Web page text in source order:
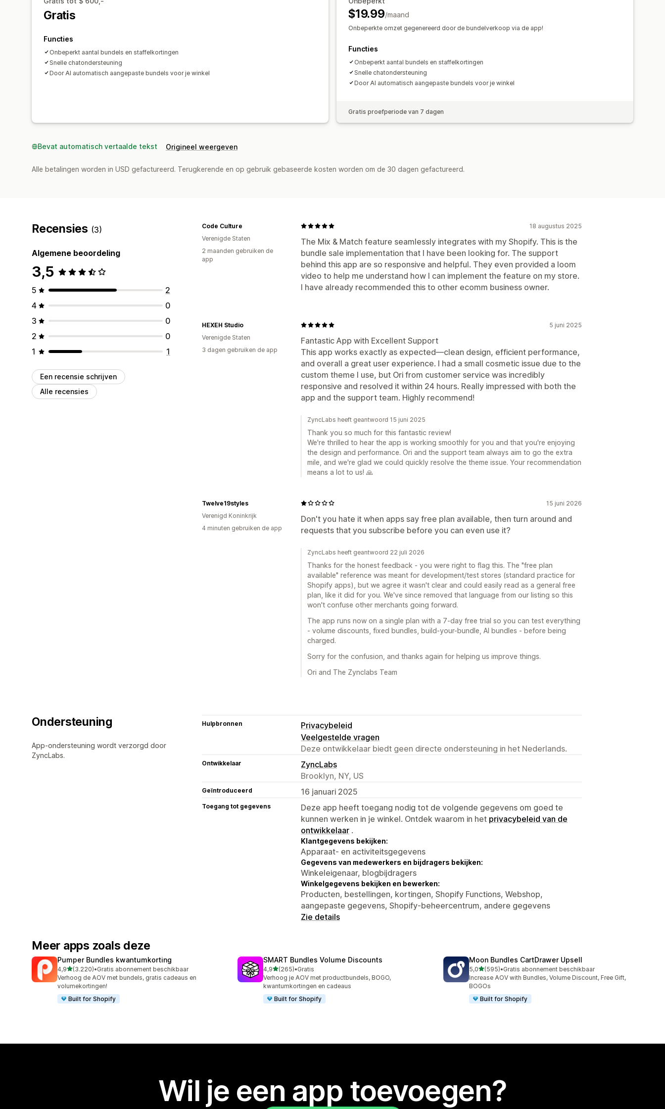
Gratis
Functies
Onbeperkt aantal bundels en staffelkortingen
Snelle chatondersteuning
Door AI automatisch aangepaste bundels voor je winkel
$19.99/maand
Onbeperkte omzet gegenereerd door de bundelverkoop via de app!
Functies
Onbeperkt aantal bundels en staffelkortingen
Snelle chatondersteuning
Door AI automatisch aangepaste bundels voor je winkel
Gratis proefperiode van 7 dagen
Bevat automatisch vertaalde tekst Origineel weergeven
Alle betalingen worden in USD gefactureerd. Terugkerende en op gebruik gebaseerde kosten worden om de 30 dagen gefactureerd.
Recensies (3)
Algemene beoordeling
3,5
5
2
4
0
3
0
2
0
1
1
Een recensie schrijven
Alle recensies
18 augustus 2025
The Mix & Match feature seamlessly integrates with my Shopify. This is the
bundle sale implementation that I have been looking for. The support
behind this app are so responsive and helpful. They even provided a loom
video to help me understand how I can implement the feature on my store.
I have already recommended this to other ecomm business owner.
Code Culture
Verenigde Staten
2 maanden gebruiken de
app
5 juni 2025
Fantastic App with Excellent Support
This app works exactly as expected—clean design, efficient performance,
and overall a great user experience. I had a small cosmetic issue due to the
custom theme I use, but Ori from customer service was incredibly
responsive and resolved it within 24 hours. Really impressed with both the
app and the support team. Highly recommend!
HEXEH Studio
Verenigde Staten
3 dagen gebruiken de app
ZyncLabs heeft geantwoord 15 juni 2025
Thank you so much for this fantastic review!
We're thrilled to hear the app is working smoothly for you and that you're enjoying
the design and performance. Ori and the support team always aim to go the extra
mile, and we're glad we could quickly resolve the theme issue. Your recommendation
means a lot to us! 🙏
15 juni 2026
Don't you hate it when apps say free plan available, then turn around and
requests that you subscribe before you can even use it?
Twelve19styles
Verenigd Koninkrijk
4 minuten gebruiken de app
ZyncLabs heeft geantwoord 22 juli 2026
Thanks for the honest feedback - you were right to flag this. The "free plan
available" reference was meant for development/test stores (standard practice for
Shopify apps), but we agree it wasn't clear and could easily read as a general free
plan, like it did for you. We've since removed that language from our listing so this
won't confuse other merchants going forward.
The app runs now on a single plan with a 7-day free trial so you can test everything
- volume discounts, fixed bundles, build-your-bundle, AI bundles - before being
charged.
Sorry for the confusion, and thanks again for helping us improve things.
Ori and The Zynclabs Team
Ondersteuning
App-ondersteuning wordt verzorgd door
ZyncLabs.
Hulpbronnen
Privacybeleid
Veelgestelde vragen
Deze ontwikkelaar biedt geen directe ondersteuning in het Nederlands.
Ontwikkelaar
ZyncLabs
Brooklyn, NY, US
Geïntroduceerd 16 januari 2025
Toegang tot gegevens
Deze app heeft toegang nodig tot de volgende gegevens om goed te
kunnen werken in je winkel. Ontdek waarom in het privacybeleid van de
ontwikkelaar .
Klantgegevens bekijken:
Apparaat- en activiteitsgegevens
Gegevens van medewerkers en bijdragers bekijken:
Winkeleigenaar, blogbijdragers
Winkelgegevens bekijken en bewerken:
Producten, bestellingen, kortingen, Shopify Functions, Webshop,
aangepaste gegevens, Shopify-beheercentrum, andere gegevens
Zie details
Meer apps zoals deze
Pumper Bundles kwantumkorting
4,9van 5 sterren
(3.220)
3220 recensies in totaal
•Gratis abonnement beschikbaar
Verhoog de AOV met bundels, gratis cadeaus en
volumekortingen!
Built for Shopify
SMART Bundles Volume Discounts
4,9van 5 sterren
(265)
265 recensies in totaal
•Gratis
Verhoog je AOV met productbundels, BOGO,
kwantumkortingen en cadeaus
Built for Shopify
Moon Bundles CartDrawer Upsell
5,0van 5 sterren
(595)
595 recensies in totaal
•Gratis abonnement beschikbaar
Increase AOV with Bundles, Volume Discount, Free Gift,
BOGOs
Built for Shopify
Wil je een app toevoegen?